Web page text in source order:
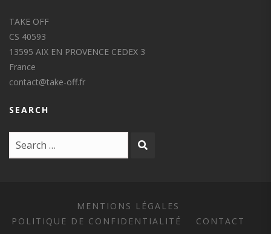
TAKE OFF
CS 40593
13595 AIX EN PROVENCE CEDEX 3
France
contact@take-off.fr
SEARCH
MENTIONS LÉGALES
POLITIQUE DE CONFIDENTIALITÉ
CONTACT